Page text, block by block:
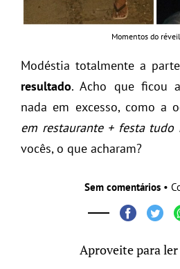
Momentos do
Modéstia totalmente a
resultado. Acho que ficou
nada em excesso, como a
em restaurante + festa tudo
vocês, o que acharam?
Sem comentários•
Aproveite para